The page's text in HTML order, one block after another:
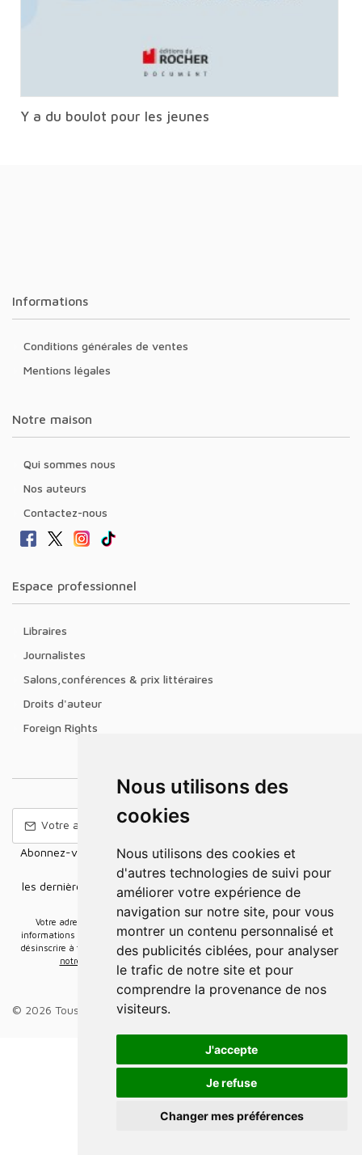
Nous utilisons des
cookies
Nous utilisons des cookies et
d'autres technologies de suivi pour
améliorer votre expérience de
navigation sur notre site, pour vous
montrer un contenu personnalisé et
des publicités ciblées, pour analyser
le trafic de notre site et pour
comprendre la provenance de nos
visiteurs.
J'accepte
Je refuse
Changer mes préférences
Y a du boulot pour les jeunes
Informations
Conditions générales de ventes
Mentions légales
Notre maison
Qui sommes nous
Nos auteurs
Contactez-nous
Espace professionnel
Libraires
Journalistes
Salons,conférences & prix littéraires
Droits d'auteur
Foreign Rights
Abonnez-vous à notre Newsletter pour recevoir nos nouvelles
offres,
les dernières nouvelles, des informations sur les ventes et les
promotions.
Votre adresse e-mail sera uniquement utilisée pour vous envoyer des
informations sur les actualités relatives au groupe Elidia. Vous pouvez vous
désinscrire à tout moment. Pour plus d’informations, cliquez ici Retrouvez ici
notre politique de protection de vos données personnelles
© 2026 Tous droits réservés.Groupe Elidia